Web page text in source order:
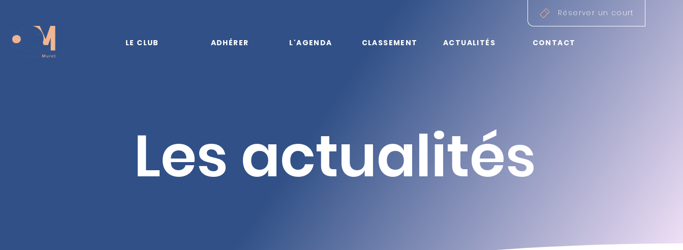
Réserver un court
LE CLUB ADHÉRER ACTUALITÉS
L'AGENDA CLASSEMENT CONTACT
Les actualités